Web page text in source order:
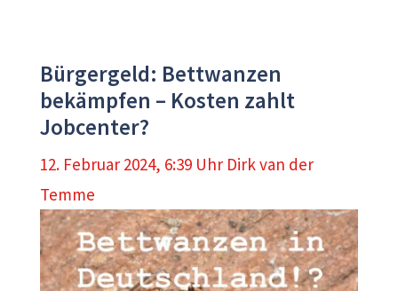
Bürgergeld: Bettwanzen
bekämpfen – Kosten zahlt
Jobcenter?
12. Februar 2024, 6:39 Uhr Dirk van der
Temme